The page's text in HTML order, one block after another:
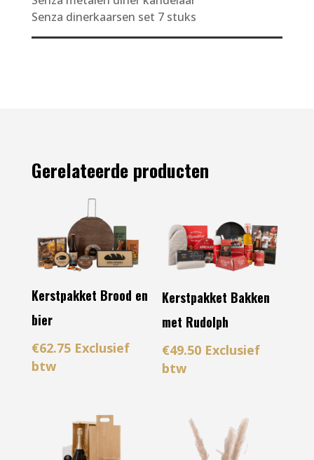
Senza dinerkaarsen set 7 stuks
Gerelateerde producten
Kerstpakket Brood en
bier
€62.75 Exclusief
btw
Kerstpakket Bakken
met Rudolph
€49.50 Exclusief
btw